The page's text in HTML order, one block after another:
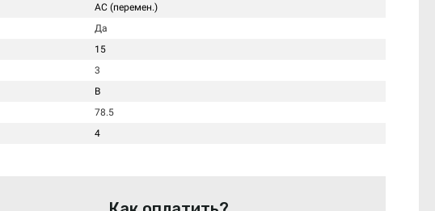
AC (перемен.)
Да
15
3
B
78.5
4